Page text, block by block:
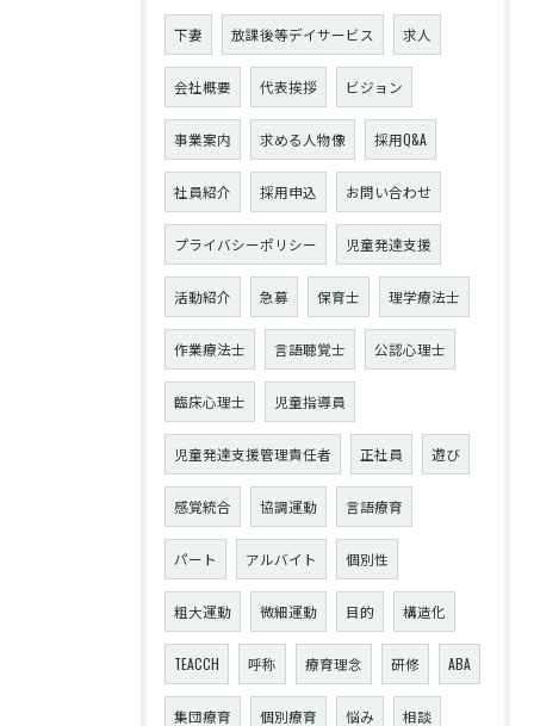
下妻 放課後等デイサービス 求人
会社概要 代表挨拶 ビジョン
事業案内 求める人物像 採用Q&A
社員紹介 採用申込 お問い合わせ
プライバシーポリシー 児童発達支援
活動紹介 急募 保育士 理学療法士
作業療法士 言語聴覚士 公認心理士
臨床心理士 児童指導員
児童発達支援管理責任者 正社員 遊び
感覚統合 協調運動 言語療育
パート アルバイト 個別性
粗大運動 微細運動 目的 構造化
TEACCH 呼称 療育理念 研修 ABA
集団療育 個別療育 悩み 相談